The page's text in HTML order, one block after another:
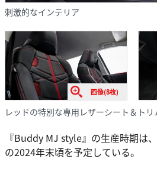
刺激的なインテリア
画像(8枚)
レッドの特別な専用レザーシート＆トリ
『Buddy MJ style』の生産時期は
の2024年末頃を予定している。